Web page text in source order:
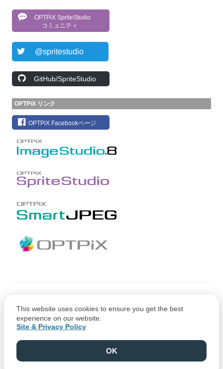
OPTPiX SpriteStudio
コミュニティ
@spritestudio
GitHub/SpriteStudio
OPTPiX リンク
OPTPiX Facebookページ
Copyright © 1991-2021 Web Technology Corp.
This website uses cookies to ensure you get the best
experience on our website.
Site & Privacy Policy
OK